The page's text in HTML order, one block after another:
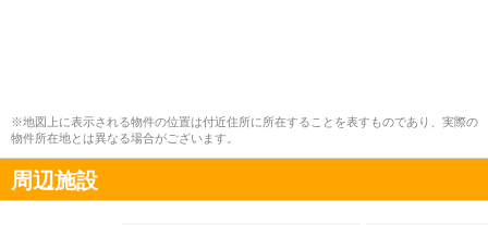
※地図上に表示される物件の位置は付近住所に所在することを表すものであり、実際の
物件所在地とは異なる場合がございます。
周辺施設